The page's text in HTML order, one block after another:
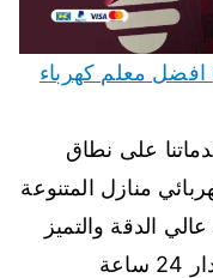
تركيب بلاكات الكويت 66409555 افضل معلم كهرباء
على نطاق
منازل المتنوعة
الدقة والتميز
ومتخصص بتركيب البلاكات على مدار 24 ساعة